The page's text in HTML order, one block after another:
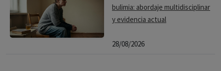
bulimia: abordaje multidisciplinar
y evidencia actual
28/08/2026